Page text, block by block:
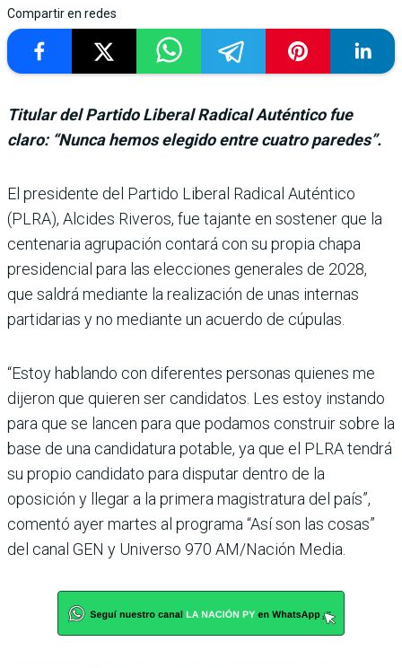
Compartir en redes
Titular del Partido Liberal Radical Auténtico fue
claro: “Nunca hemos elegido entre cuatro paredes”.
El presidente del Partido Liberal Radical Auténtico
(PLRA), Alcides Riveros, fue tajante en sostener que la
cen­tenaria agrupación contará con su propia chapa
presi­dencial para las elecciones generales de 2028,
que sal­drá mediante la realización de unas internas
partidarias y no mediante un acuerdo de cúpulas.
“Estoy hablando con diferen­tes personas quienes me
dije­ron que quieren ser candida­tos. Les estoy instando
para que se lancen para que poda­mos construir sobre la
base de una candidatura potable, ya que el PLRA tendrá
su pro­pio candidato para disputar dentro de la
oposición y llegar a la primera magistratura del país”,
comentó ayer martes al programa “Así son las cosas”
del canal GEN y Universo 970 AM/Nación Media.